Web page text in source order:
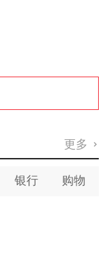
更多 
银行 购物